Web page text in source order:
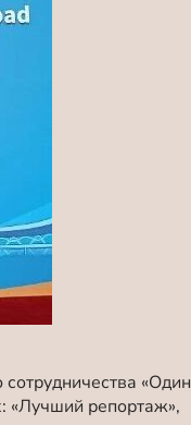
«Один
«Лучший репортаж»,